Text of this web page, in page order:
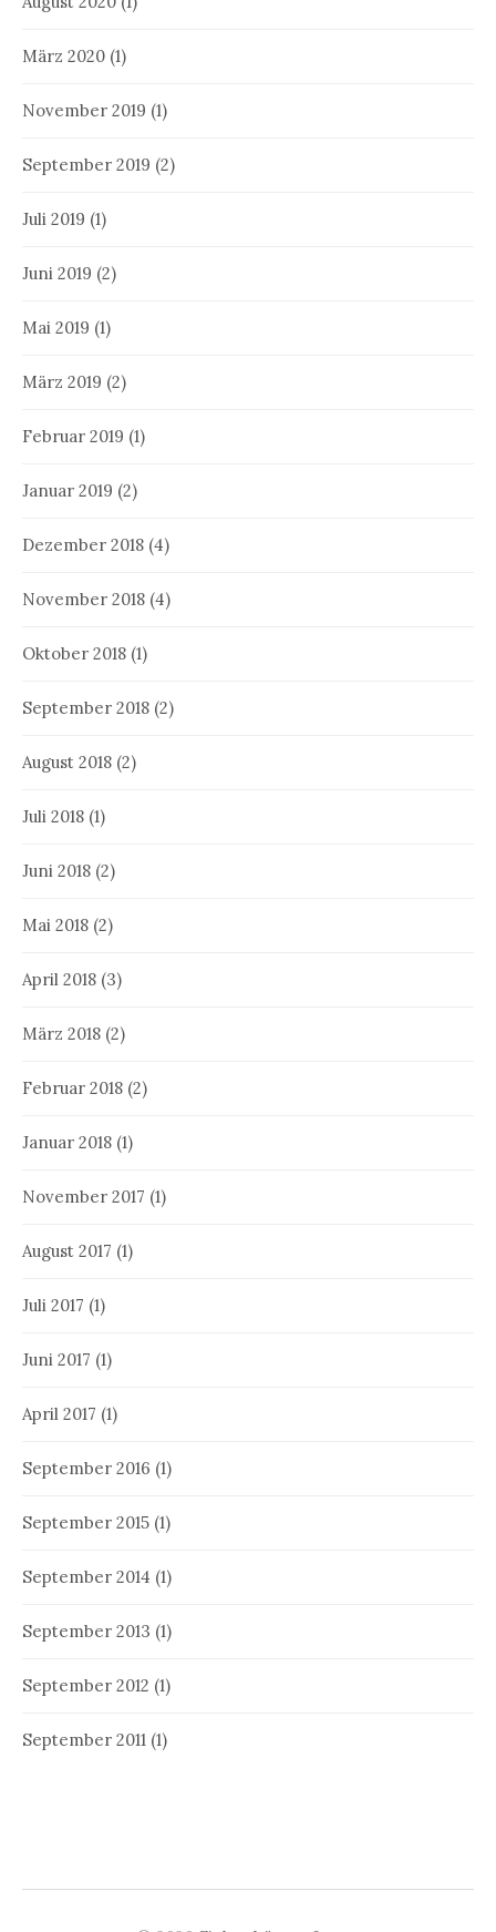
März 2020 (1)
November 2019 (1)
September 2019 (2)
Juli 2019 (1)
Juni 2019 (2)
Mai 2019 (1)
März 2019 (2)
Februar 2019 (1)
Januar 2019 (2)
Dezember 2018 (4)
November 2018 (4)
Oktober 2018 (1)
September 2018 (2)
August 2018 (2)
Juli 2018 (1)
Juni 2018 (2)
Mai 2018 (2)
April 2018 (3)
März 2018 (2)
Februar 2018 (2)
Januar 2018 (1)
November 2017 (1)
August 2017 (1)
Juli 2017 (1)
Juni 2017 (1)
April 2017 (1)
September 2016 (1)
September 2015 (1)
September 2014 (1)
September 2013 (1)
September 2012 (1)
September 2011 (1)